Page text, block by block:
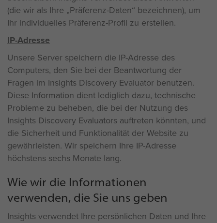
(die wir als Ihre „Präferenz-Daten“ bezeichnen), um
Ihr individuelles Präferenz-Profil zu erstellen.
IP-Adresse
Unsere Server speichern die IP-Adresse des
Computers, den Sie bei der Beantwortung der
Fragen im Insights Discovery Evaluator benutzen.
Diese Information dient lediglich dazu, technische
Probleme zu beheben, die bei der Nutzung des
Insights Discovery Evaluators auftreten könnten, und
die Sicherheit und Funktionalität der Website zu
gewährleisten. Wir speichern Ihre IP-Adresse
höchstens sechs Monate lang.
Wie wir die Informationen
verwenden, die Sie uns geben
Insights verwendet Ihre persönlichen Daten und Ihre